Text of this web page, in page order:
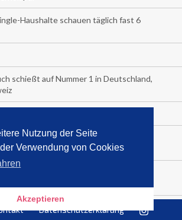
Nutzung der Seite
Verwendung von Cookies
Akzeptieren
Haushalte schauen täglich fast 6
schießt auf Nummer 1 in Deutschland,
TV-Dauerglotzer
während die Österreicher und
wie sie reich werden.
im zweiten Quartal – Doppelspitze für
Datenschutzerklärung